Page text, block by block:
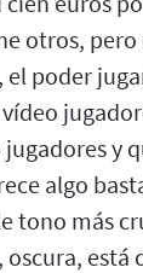
otros,
poder
y
algo
tono más
está